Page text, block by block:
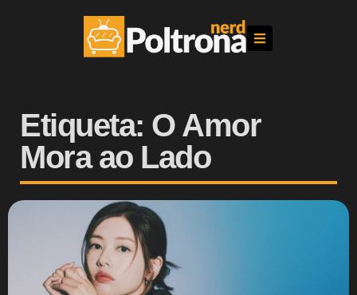
Etiqueta: O Amor
Mora ao Lado